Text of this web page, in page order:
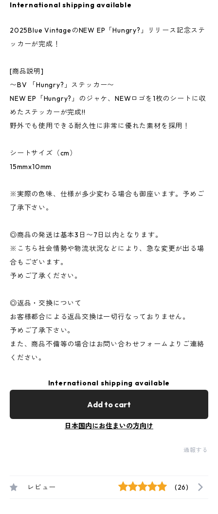
International shipping available
2025Blue VintageのNEW EP「Hungry?」リリース記念ステ
ッカーが完成！
[商品説明]
〜BV 「Hungry?」ステッカー〜
NEW EP「Hungry?」のジャケ、NEWロゴを1枚のシートに収
めたステッカーが完成!!
野外でも使用できる耐久性に非常に優れた素材を採用！
シートサイズ（cm）
15mmx10mm
※実際の色味、仕様が多少変わる場合も御座います。予めご
了承下さい。
◎商品の発送は基本3日〜7日以内となります。
※こちら社会情勢や物流状況などにより、急な変更が出る場
合もございます。
予めご了承ください。
◎返品・交換について
お客様都合による返品交換は一切行なっておりません。
予めご了承下さい。
また、商品不備等の場合はお問い合わせフォームよりご連絡
ください。
International shipping available
Add to cart
日本国内にお住まいの方向け
通報する
レビュー (26)